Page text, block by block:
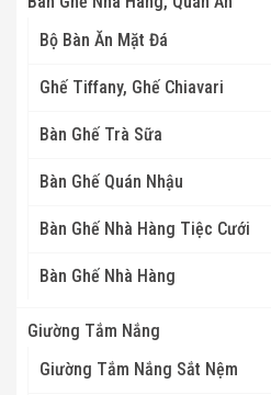
Bộ Bàn Ăn Mặt Đá
Ghế Tiffany, Ghế Chiavari
Bàn Ghế Trà Sữa
Bàn Ghế Quán Nhậu
Bàn Ghế Nhà Hàng Tiệc Cưới
Bàn Ghế Nhà Hàng
Giường Tắm Nắng
Giường Tắm Nắng Sắt Nệm